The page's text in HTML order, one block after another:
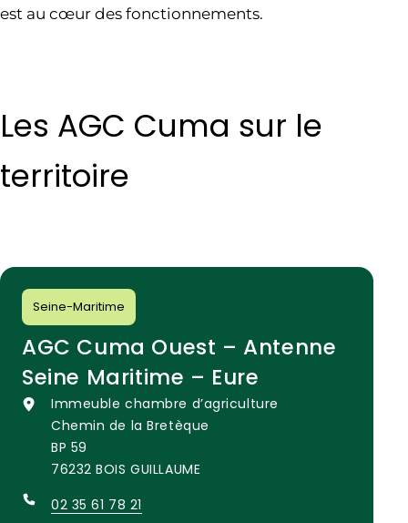
est au cœur des fonctionnements.
Les AGC Cuma sur le
territoire
Seine-Maritime
AGC Cuma Ouest – Antenne
Seine Maritime – Eure
Immeuble chambre d’agriculture
Chemin de la Bretèque
BP 59
76232 BOIS GUILLAUME
02 35 61 78 21